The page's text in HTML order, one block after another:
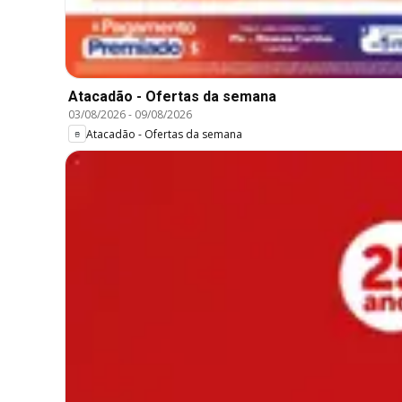
Atacadão - Ofertas da semana
03/08/2026- 09/08/2026
Atacadão - Ofertas da semana